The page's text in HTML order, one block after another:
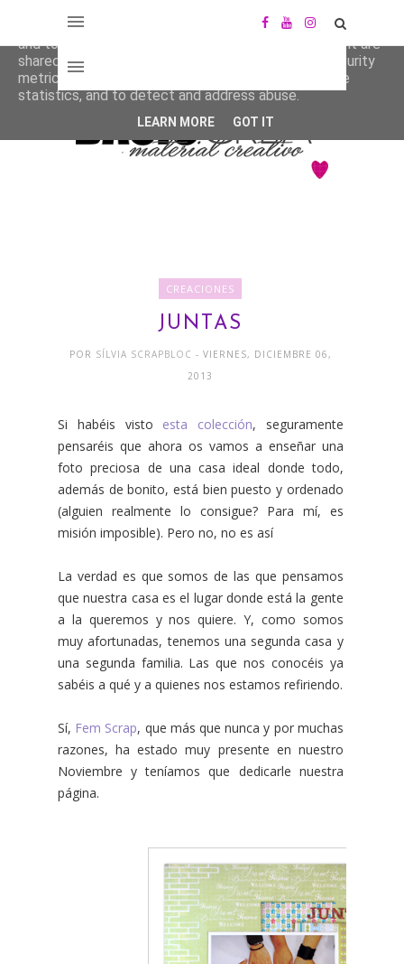
CREACIONES
JUNTAS
POR SÍLVIA SCRAPBLOC - VIERNES, DICIEMBRE 06,
2013
Si habéis visto esta colección, seguramente
pensaréis que ahora os vamos a enseñar una
foto preciosa de una casa ideal donde todo,
además de bonito, está bien puesto y ordenado
(alguien realmente lo consigue? Para mí, es
misión imposible). Pero no, no es así
La verdad es que somos de las que pensamos
que nuestra casa es el lugar donde está la gente
a la queremos y nos quiere. Y, como somos
muy afortunadas, tenemos una segunda casa y
una segunda familia. Las que nos conocéis ya
sabéis a qué y a quienes nos estamos refiriendo.
Sí, Fem Scrap, que más que nunca y por muchas
razones, ha estado muy presente en nuestro
Noviembre y teníamos que dedicarle nuestra
página.
This site uses cookies from Google to deliver its services
and to analyze traffic. Your IP address and user-agent are
shared with Google along with performance and security
metrics to ensure quality of service, generate usage
statistics, and to detect and address abuse.
LEARN MORE GOT IT